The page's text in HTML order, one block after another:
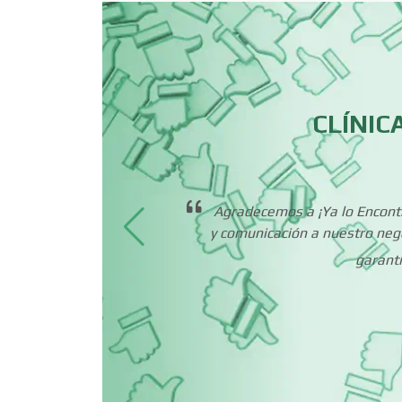
Cafeterías
Camiones para Fletes
Carnicerías
Centros de
Espectáculos
Cerrajerías
Clínicas de
Agradecemos a ¡Ya lo
y comunicación a nuestro